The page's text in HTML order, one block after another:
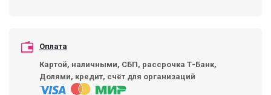
Оплата
Картой, наличными, СБП, рассрочка Т-Банк,
Долями, кредит, счёт для организаций